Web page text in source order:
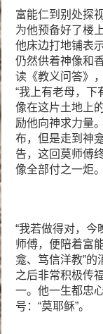
富能仁到别处探
为他预备好了楼
他床边打地铺表
仍然供着神像和
读《教义问答》
“我上有老母，
像在这片土地上
励他向神求力量
布，但是走到神
告，这回莫师傅
像全部付之一炬。
“我若做得对，今
师傅，便陪着富
龛、笃信洋教”的
之后非常积极传
一。他一生都忠
号：“莫耶稣”。